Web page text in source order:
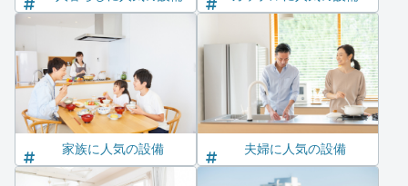
家族に人気の設備 夫婦に人気の設備